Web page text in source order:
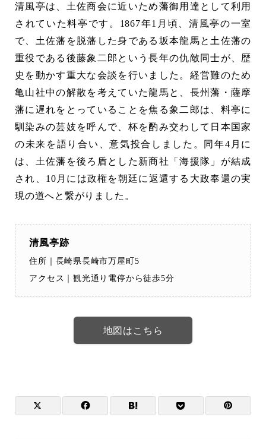
ヤ
ー
清風亭は、土佐商会に近いため藩御用達として利用
されていた料亭です。1867年1月頃、清風亭の一室
で、土佐藩を脱藩した身である坂本龍馬と土佐藩の
重役である後藤象二郎という長年の仇敵同士が、歴
史を動かす重大な会談を行いました。経営難のため
亀山社中の解散を考えていた龍馬と、長州藩・薩摩
藩に遅れをとっていることを焦る象二郎は、料亭に
馴染みの芸妓を呼んで、杯を酌み交わして日本国家
の未来を語り合い、意気投合しました。同年4月に
は、土佐藩を後ろ盾とした新商社「海援隊」が結成
され、10月には政権を朝廷に返還する大政奉還の実
現の道へと繋がりました。
清風亭跡
住所｜長崎県長崎市万屋町5
アクセス｜観光通り電停から徒歩5分
地図はこちら